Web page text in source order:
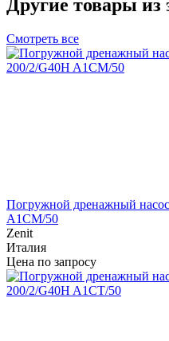
Другие товары из
Смотреть все
Погружной дренажный
A1CM/50
Zenit
Италия
Цена по запросу